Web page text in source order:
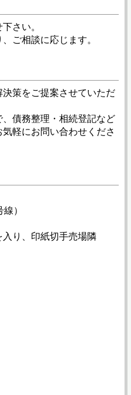
さい。
ご相談に応じます。
策をご提案させていただ
債務整理・相続登記など
軽にお問い合わせくださ
）
入り、印紙切手売場隣